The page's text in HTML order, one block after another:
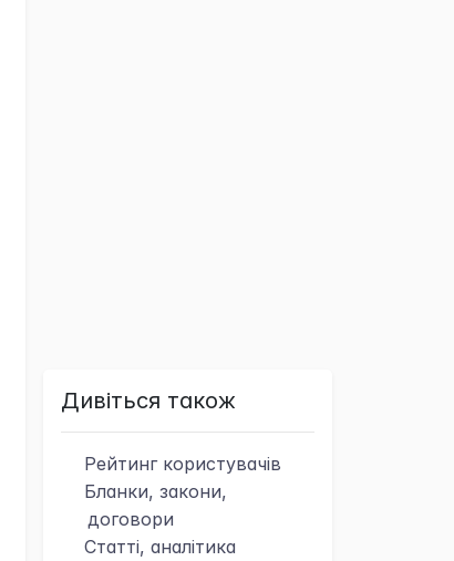
Дивіться також
Рейтинг користувачів
Бланки, закони,
договори
Статті, аналітика